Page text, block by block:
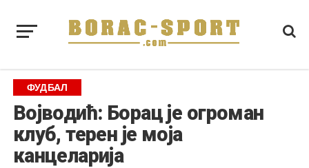
ФУДБАЛ
Војводић: Борац је огроман
клуб, терен је моја
канцеларија